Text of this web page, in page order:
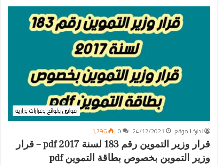
قوانين ولوائح وقرارات وزارية
ادارة الموقع
24/12/2021
0 1٬796
قرار وزير التموين رقم 183 لسنة 2017 pdf – قرار
وزير التموين بخصوص بطاقة التموين pdf